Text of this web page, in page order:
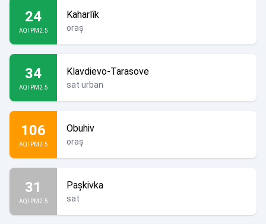
24
AQI PM2.5
Kaharlîk
oraș
34
AQI PM2.5
Klavdievo-Tarasove
sat urban
106
AQI PM2.5
Obuhiv
oraș
31
AQI PM2.5
Pașkivka
sat